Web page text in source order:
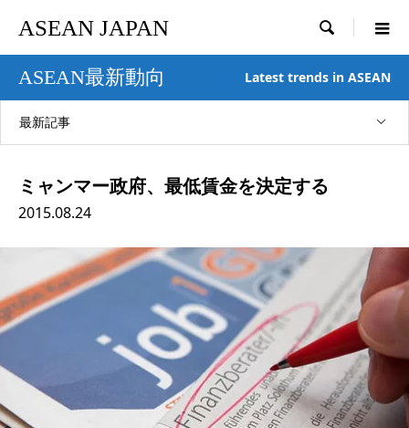
ASEAN JAPAN 
ASEAN最新動向 Latest trends in ASEAN
最新記事
ミャンマー政府、最低賃金を決定する
2015.08.24